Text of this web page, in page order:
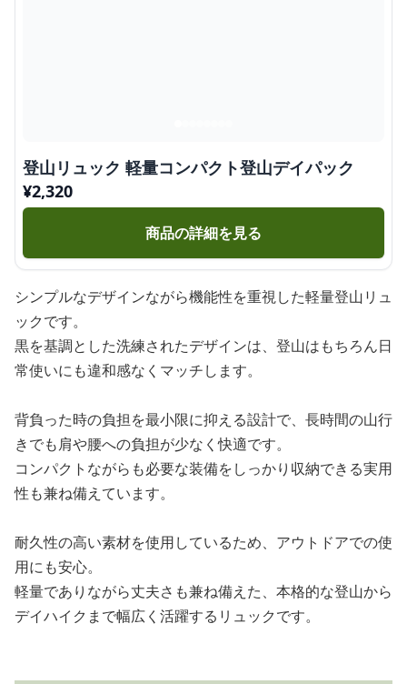
登山リュック 軽量コンパクト登山デイパック
¥2,320
商品の詳細を見る
シンプルなデザインながら機能性を重視した軽量登山リュ
ックです。
黒を基調とした洗練されたデザインは、登山はもちろん日
常使いにも違和感なくマッチします。
背負った時の負担を最小限に抑える設計で、長時間の山行
きでも肩や腰への負担が少なく快適です。
コンパクトながらも必要な装備をしっかり収納できる実用
性も兼ね備えています。
耐久性の高い素材を使用しているため、アウトドアでの使
用にも安心。
軽量でありながら丈夫さも兼ね備えた、本格的な登山から
デイハイクまで幅広く活躍するリュックです。